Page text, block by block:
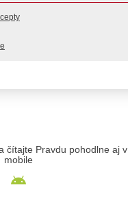
čítajte Pravdu pohodlne aj v
mobile